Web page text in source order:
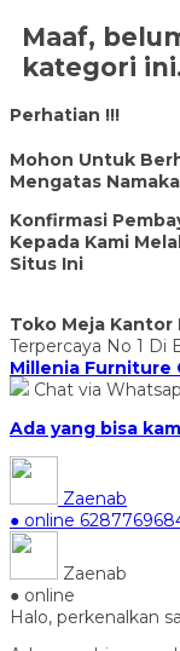
Maaf,
kategori
Perhatian !!!
Mohon Untuk
Mengatas
Konfirmasi
Kepada Kami
Situs Ini
Toko Meja Kantor
Terpercaya No 1 Di
Millenia Furniture
Chat via
Ada yang bisa
Zaenab
● online
Zaenab
● online
Halo, perkenalkan